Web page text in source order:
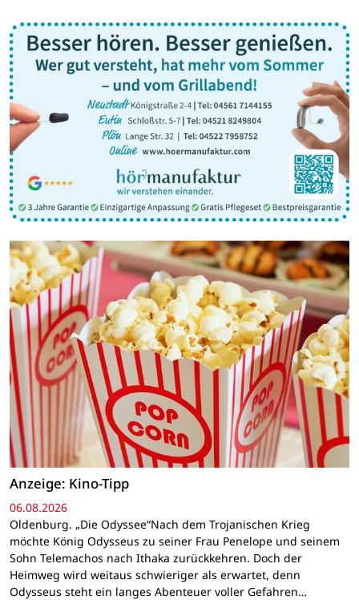
Anzeige: Kino-Tipp
06.08.2026
Oldenburg. „Die Odyssee“Nach dem Trojanischen Krieg
möchte König Odysseus zu seiner Frau Penelope und seinem
Sohn Telemachos nach Ithaka zurückkehren. Doch der
Heimweg wird weitaus schwieriger als erwartet, denn
Odysseus steht ein langes Abenteuer voller Gefahren…